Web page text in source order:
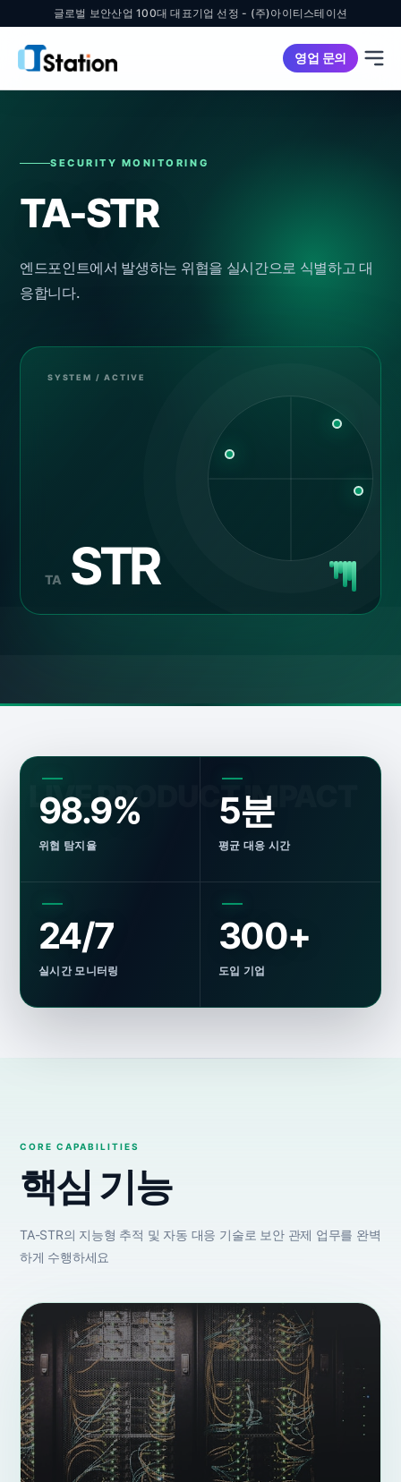
글로벌 보안산업 100대 대표기업 선정 - (주)아이티스테이션
영업 문의
SECURITY MONITORING
TA-STR
엔드포인트에서 발생하는 위협을 실시간으로 식별하고 대
응합니다.
TA STR
99.0%
위협 탐지율
5분
평균 대응 시간
24/7
실시간 모니터링
300+
도입 기업
핵심 기능
TA-STR의 지능형 추적 및 자동 대응 기술로 보안 관제 업무를 완벽
하게 수행하세요